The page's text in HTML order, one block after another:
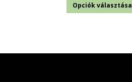
Opciók választása